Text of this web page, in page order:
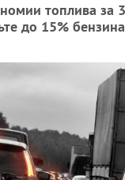
топлива за
до 15%